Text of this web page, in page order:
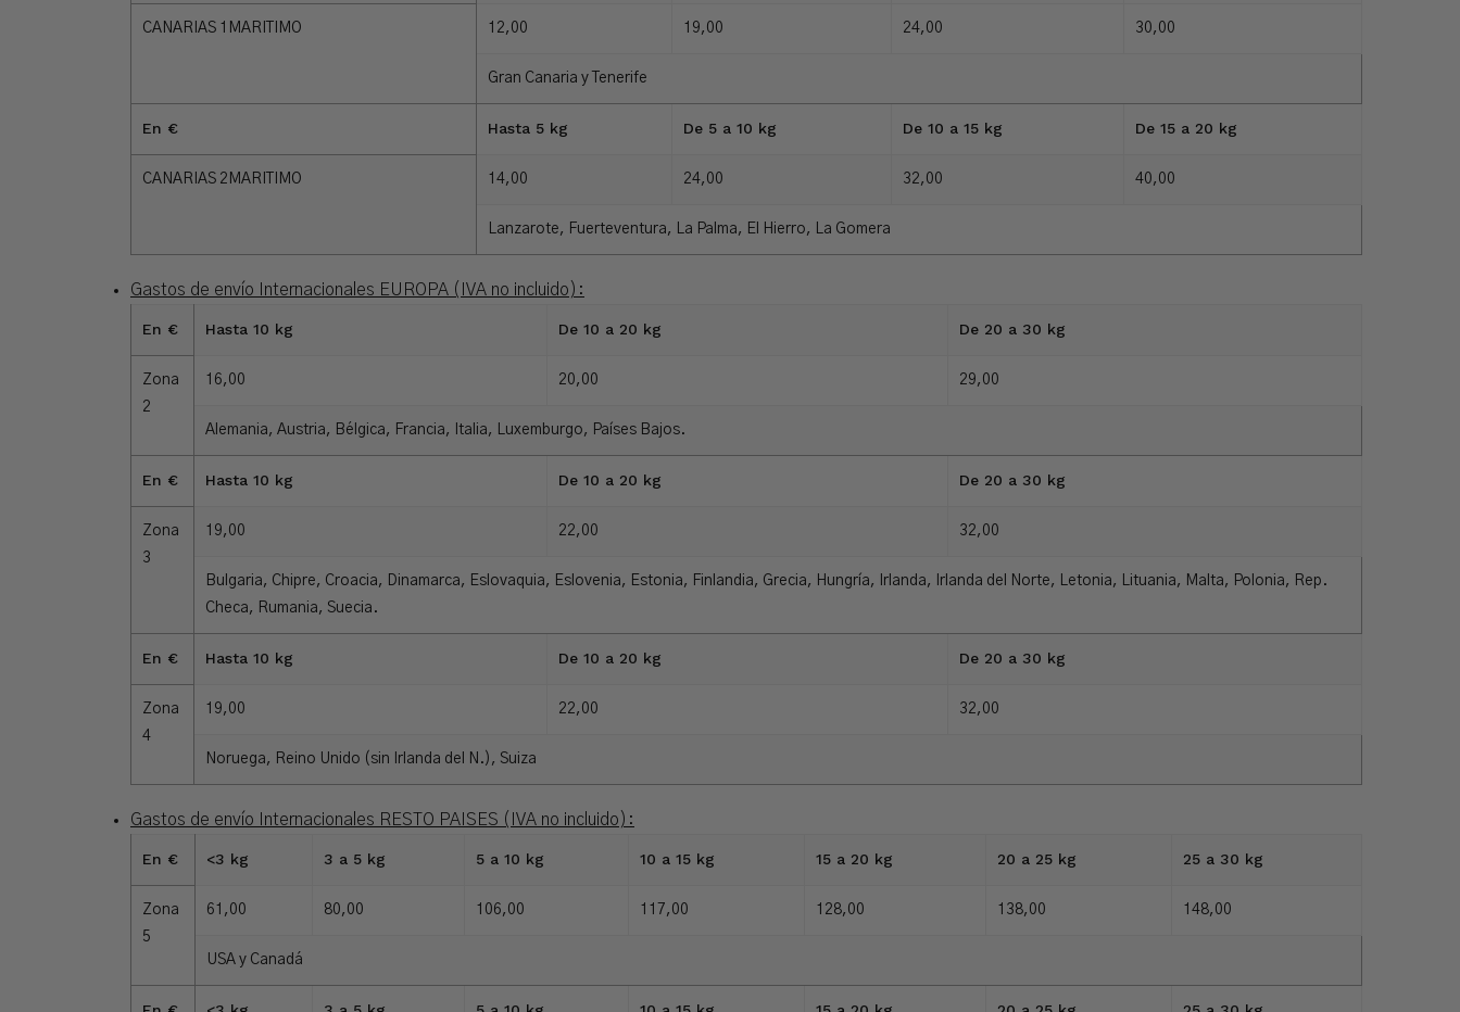
CANARIAS 1MARITIMO 12,00 19,00 24,00 30,00
Gran Canaria y Tenerife
En € Hasta 5 kg De 5 a 10 kg De 10 a 15 kg De 15 a 20 kg
CANARIAS 2MARITIMO 14,00 24,00 32,00 40,00
Lanzarote, Fuerteventura, La Palma, El Hierro, La Gomera
Gastos de envío Internacionales EUROPA (IVA no incluido):
En € Hasta 10 kg De 10 a 20 kg De 20 a 30 kg
Zona
2
16,00 20,00 29,00
Alemania, Austria, Bélgica, Francia, Italia, Luxemburgo, Países Bajos.
En € Hasta 10 kg De 10 a 20 kg De 20 a 30 kg
Zona
3
19,00 22,00 32,00
Bulgaria, Chipre, Croacia, Dinamarca, Eslovaquia, Eslovenia, Estonia, Finlandia, Grecia, Hungría, Irlanda, Irlanda del Norte, Letonia, Lituania, Malta, Polonia, Rep.
Checa, Rumania, Suecia.
En € Hasta 10 kg De 10 a 20 kg De 20 a 30 kg
Zona
4
19,00 22,00 32,00
Noruega, Reino Unido (sin Irlanda del N.), Suiza
Gastos de envío Internacionales RESTO PAISES (IVA no incluido):
En € <3 kg 3 a 5 kg 5 a 10 kg 10 a 15 kg 15 a 20 kg 20 a 25 kg 25 a 30 kg
Zona
5
61,00 80,00 106,00 117,00 128,00 138,00 148,00
USA y Canadá